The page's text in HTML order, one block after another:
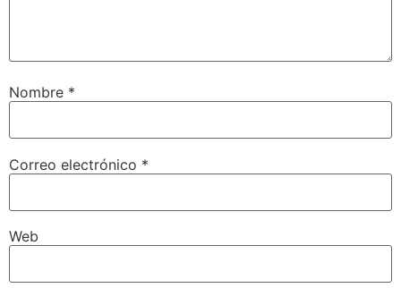
Nombre *
Correo electrónico *
Web